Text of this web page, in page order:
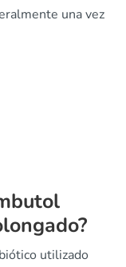
una vez
utilizado